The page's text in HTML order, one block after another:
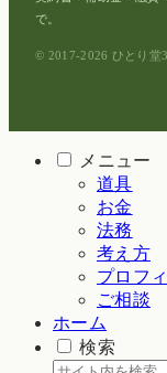
で。
© 2017-2026 ひとり堂
メニュー
道具
お金
法務
考え方
プロフ
ご相談
ホーム
検索